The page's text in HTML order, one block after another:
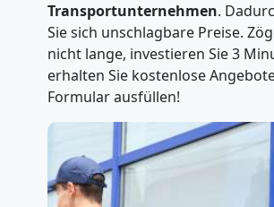
Transportunternehmen.
Sie sich unschlagbare Preise.
nicht lange, investieren Sie 3
erhalten Sie kostenlose
Formular ausfüllen!